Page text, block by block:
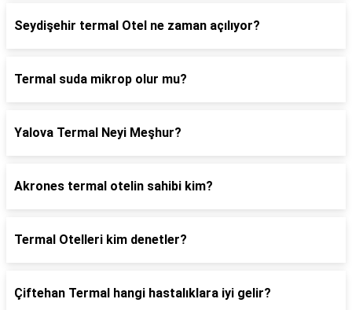
Seydişehir termal Otel ne zaman açılıyor?
Termal suda mikrop olur mu?
Yalova Termal Neyi Meşhur?
Akrones termal otelin sahibi kim?
Termal Otelleri kim denetler?
Çiftehan Termal hangi hastalıklara iyi gelir?